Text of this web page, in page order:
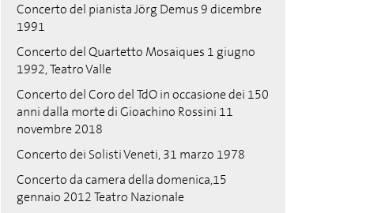
Concerto del pianista Jörg Demus 9 dicembre
1991
Concerto del Quartetto Mosaiques 1 giugno
1992, Teatro Valle
Concerto del Coro del TdO in occasione dei 150
anni dalla morte di Gioachino Rossini 11
novembre 2018
Concerto dei Solisti Veneti, 31 marzo 1978
Concerto da camera della domenica,15
gennaio 2012 Teatro Nazionale